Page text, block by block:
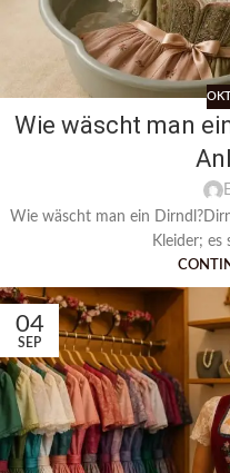
Wie wäscht man
Wie wäscht man ein
Kleider; es
04
SEP